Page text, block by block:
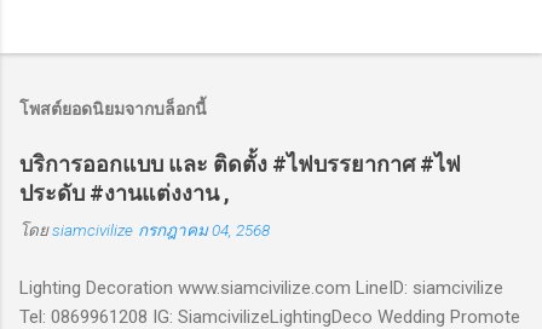
โพสต์ยอดนิยมจากบล็อกนี้
บริการออกแบบ และ ติดตั้ง #ไฟบรรยากาศ #ไฟ
ประดับ #งานแต่งงาน ,
โดยsiamcivilize กรกฎาคม 04, 2568
Lighting Decoration www.siamcivilize.com LineID: siamcivilize
Tel: 0869961208 IG: SiamcivilizeLightingDeco Wedding Promote